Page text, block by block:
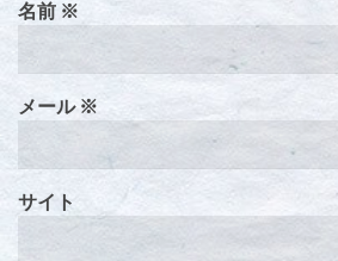
名前 ※
メール ※
サイト